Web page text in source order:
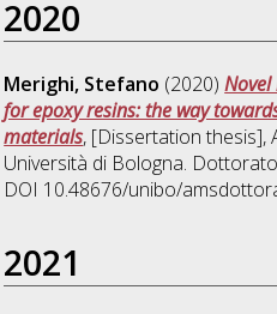
2020
Merighi, Stefano (2020)
for epoxy resins: the way
materials, [Dissertation thesis],
Università di Bologna.
DOI 10.48676/unibo/
2021